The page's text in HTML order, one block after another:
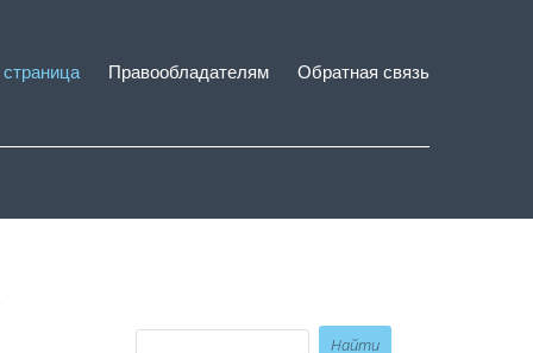
Правообладателям Обратная связь